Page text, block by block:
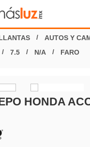
LLANTAS
AUTOS Y
7.5 N/A FARO
HONDA